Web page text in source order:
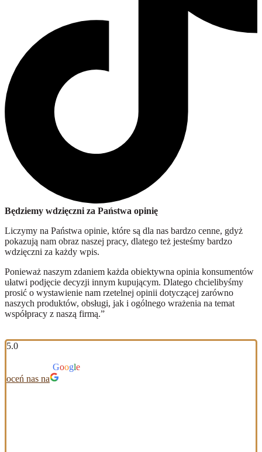
Będziemy wdzięczni za Państwa opinię
Liczymy na Państwa opinie, które są dla nas bardzo cenne, gdyż
pokazują nam obraz naszej pracy, dlatego też jesteśmy bardzo
wdzięczni za każdy wpis.
Ponieważ naszym zdaniem każda obiektywna opinia konsumentów
ułatwi podjęcie decyzji innym kupującym. Dlatego chcielibyśmy
prosić o wystawienie nam rzetelnej opinii dotyczącej zarówno
naszych produktów, obsługi, jak i ogólnego wrażenia na temat
współpracy z naszą firmą.”
5.0
Google
oceń nas na